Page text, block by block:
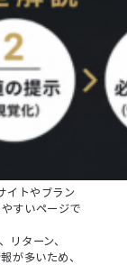
イトやブラン
すいページで
リターン、
が多いため、